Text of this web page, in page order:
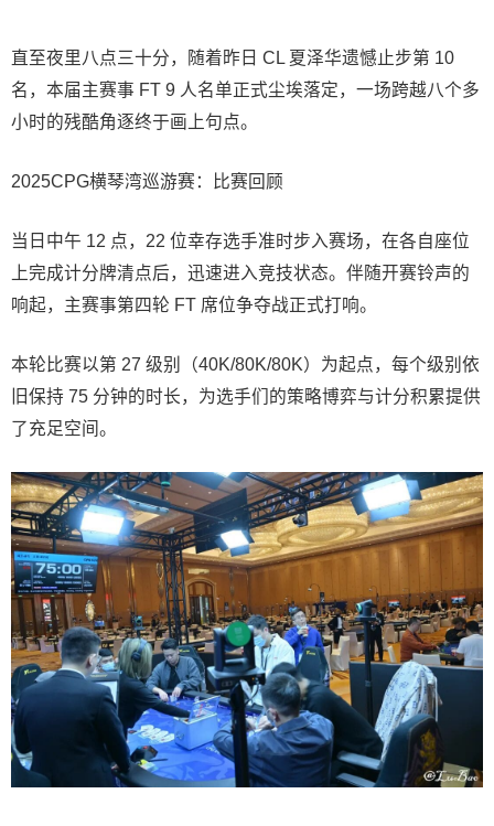
直至夜里八点三十分，随着昨日 CL 夏泽华遗憾止步第 10
名，本届主赛事 FT 9 人名单正式尘埃落定，一场跨越八个多
小时的残酷角逐终于画上句点。
2025CPG横琴湾巡游赛：比赛回顾
当日中午 12 点，22 位幸存选手准时步入赛场，在各自座位
上完成计分牌清点后，迅速进入竞技状态。伴随开赛铃声的
响起，主赛事第四轮 FT 席位争夺战正式打响。
本轮比赛以第 27 级别（40K/80K/80K）为起点，每个级别依
旧保持 75 分钟的时长，为选手们的策略博弈与计分积累提供
了充足空间。